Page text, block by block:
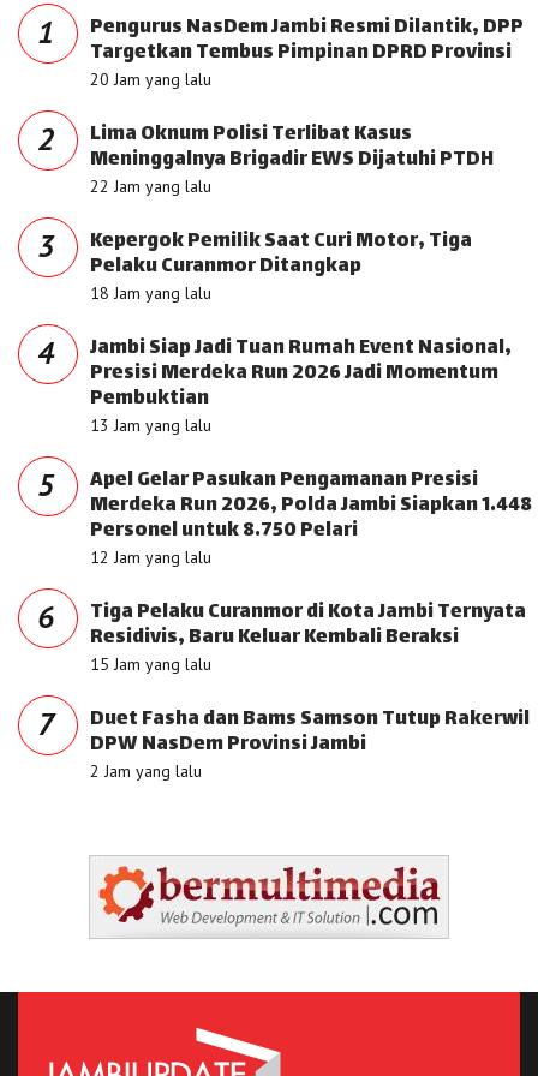
1 Pengurus NasDem Jambi Resmi Dilantik, DPP
Targetkan Tembus Pimpinan DPRD Provinsi
20 Jam yang lalu
2 Lima Oknum Polisi Terlibat Kasus
Meninggalnya Brigadir EWS Dijatuhi PTDH
22 Jam yang lalu
3 Kepergok Pemilik Saat Curi Motor, Tiga
Pelaku Curanmor Ditangkap
18 Jam yang lalu
4 Jambi Siap Jadi Tuan Rumah Event Nasional,
Presisi Merdeka Run 2026 Jadi Momentum
Pembuktian
13 Jam yang lalu
5 Apel Gelar Pasukan Pengamanan Presisi
Merdeka Run 2026, Polda Jambi Siapkan 1.448
Personel untuk 8.750 Pelari
12 Jam yang lalu
6 Tiga Pelaku Curanmor di Kota Jambi Ternyata
Residivis, Baru Keluar Kembali Beraksi
15 Jam yang lalu
7 Duet Fasha dan Bams Samson Tutup Rakerwil
DPW NasDem Provinsi Jambi
2 Jam yang lalu